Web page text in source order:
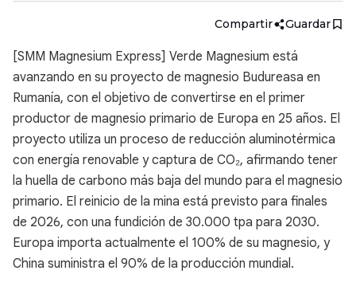
Compartir Guardar
[SMM Magnesium Express] Verde Magnesium está
avanzando en su proyecto de magnesio Budureasa en
Rumanía, con el objetivo de convertirse en el primer
productor de magnesio primario de Europa en 25 años. El
proyecto utiliza un proceso de reducción aluminotérmica
con energía renovable y captura de CO₂, afirmando tener
la huella de carbono más baja del mundo para el magnesio
primario. El reinicio de la mina está previsto para finales
de 2026, con una fundición de 30.000 tpa para 2030.
Europa importa actualmente el 100% de su magnesio, y
China suministra el 90% de la producción mundial.